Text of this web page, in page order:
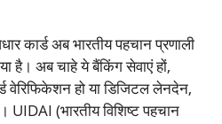
कार्ड अब भारतीय पहचान प्रणाली
है। अब चाहे ये बैंकिंग सेवाएं हों,
वेरिफिकेशन हो या डिजिटल लेनदेन,
UIDAI (भारतीय विशिष्ट पहचान